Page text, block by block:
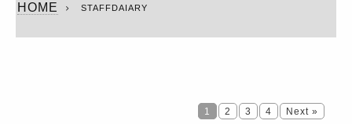
HOME STAFFDAIARY
1 2 3 4 Next »